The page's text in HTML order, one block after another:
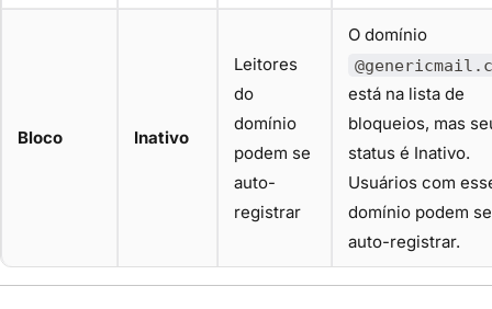
Bloco Inativo
Leitores
do
domínio
podem se
auto-
registrar
O domínio
está na lista de
bloqueios, mas
status é Inativo.
Usuários com
domínio podem se
auto-registrar.